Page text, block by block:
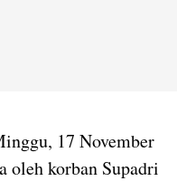
17 November
korban Supadri